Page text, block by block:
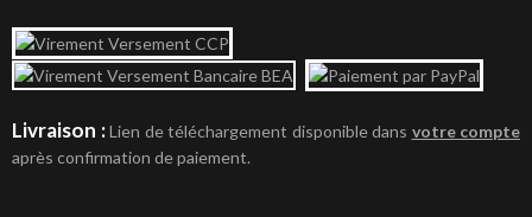
Livraison :Lien de téléchargement disponible dans votre compte
après confirmation de paiement.